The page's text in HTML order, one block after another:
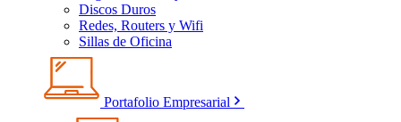
Discos Duros
Redes, Routers y Wifi
Sillas de Oficina
Portafolio Empresarial